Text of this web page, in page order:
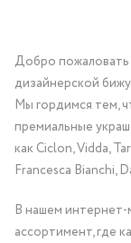
Добро пожаловать
дизайнерской
Мы гордимся тем,
премиальные
как Ciclon, Vidda,
Francesca Bianchi,
В нашем интернет-
ассортимент, где